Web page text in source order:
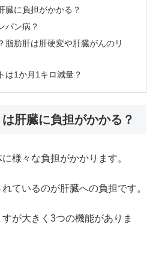
臓に負担がかかる？
パン病？
脂肪肝は肝硬変や肝臓がんのリ
は1か月1キロ減量？
肝臓に負担がかかる？
様々な負担がかかります。
ているのが肝臓への負担です。
が大きく3つの機能がありま